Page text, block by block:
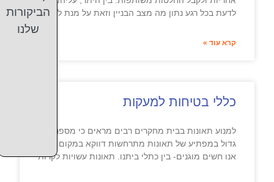
לדעת בכל רגע נתון מה מצב הבניין וזאת על מנת להטיל
קרא עוד »
כללי בטיחות למעקות
למנוע תאונות בבית מחקרים רבים מראים כי מספר
גדול במפתיע של תאונות מתרחשות דווקא במקום בו
אנו חשים מוגנים- בין כתלי ביתנו. תאונות עשויות לקרות
הביקורות
שלנו